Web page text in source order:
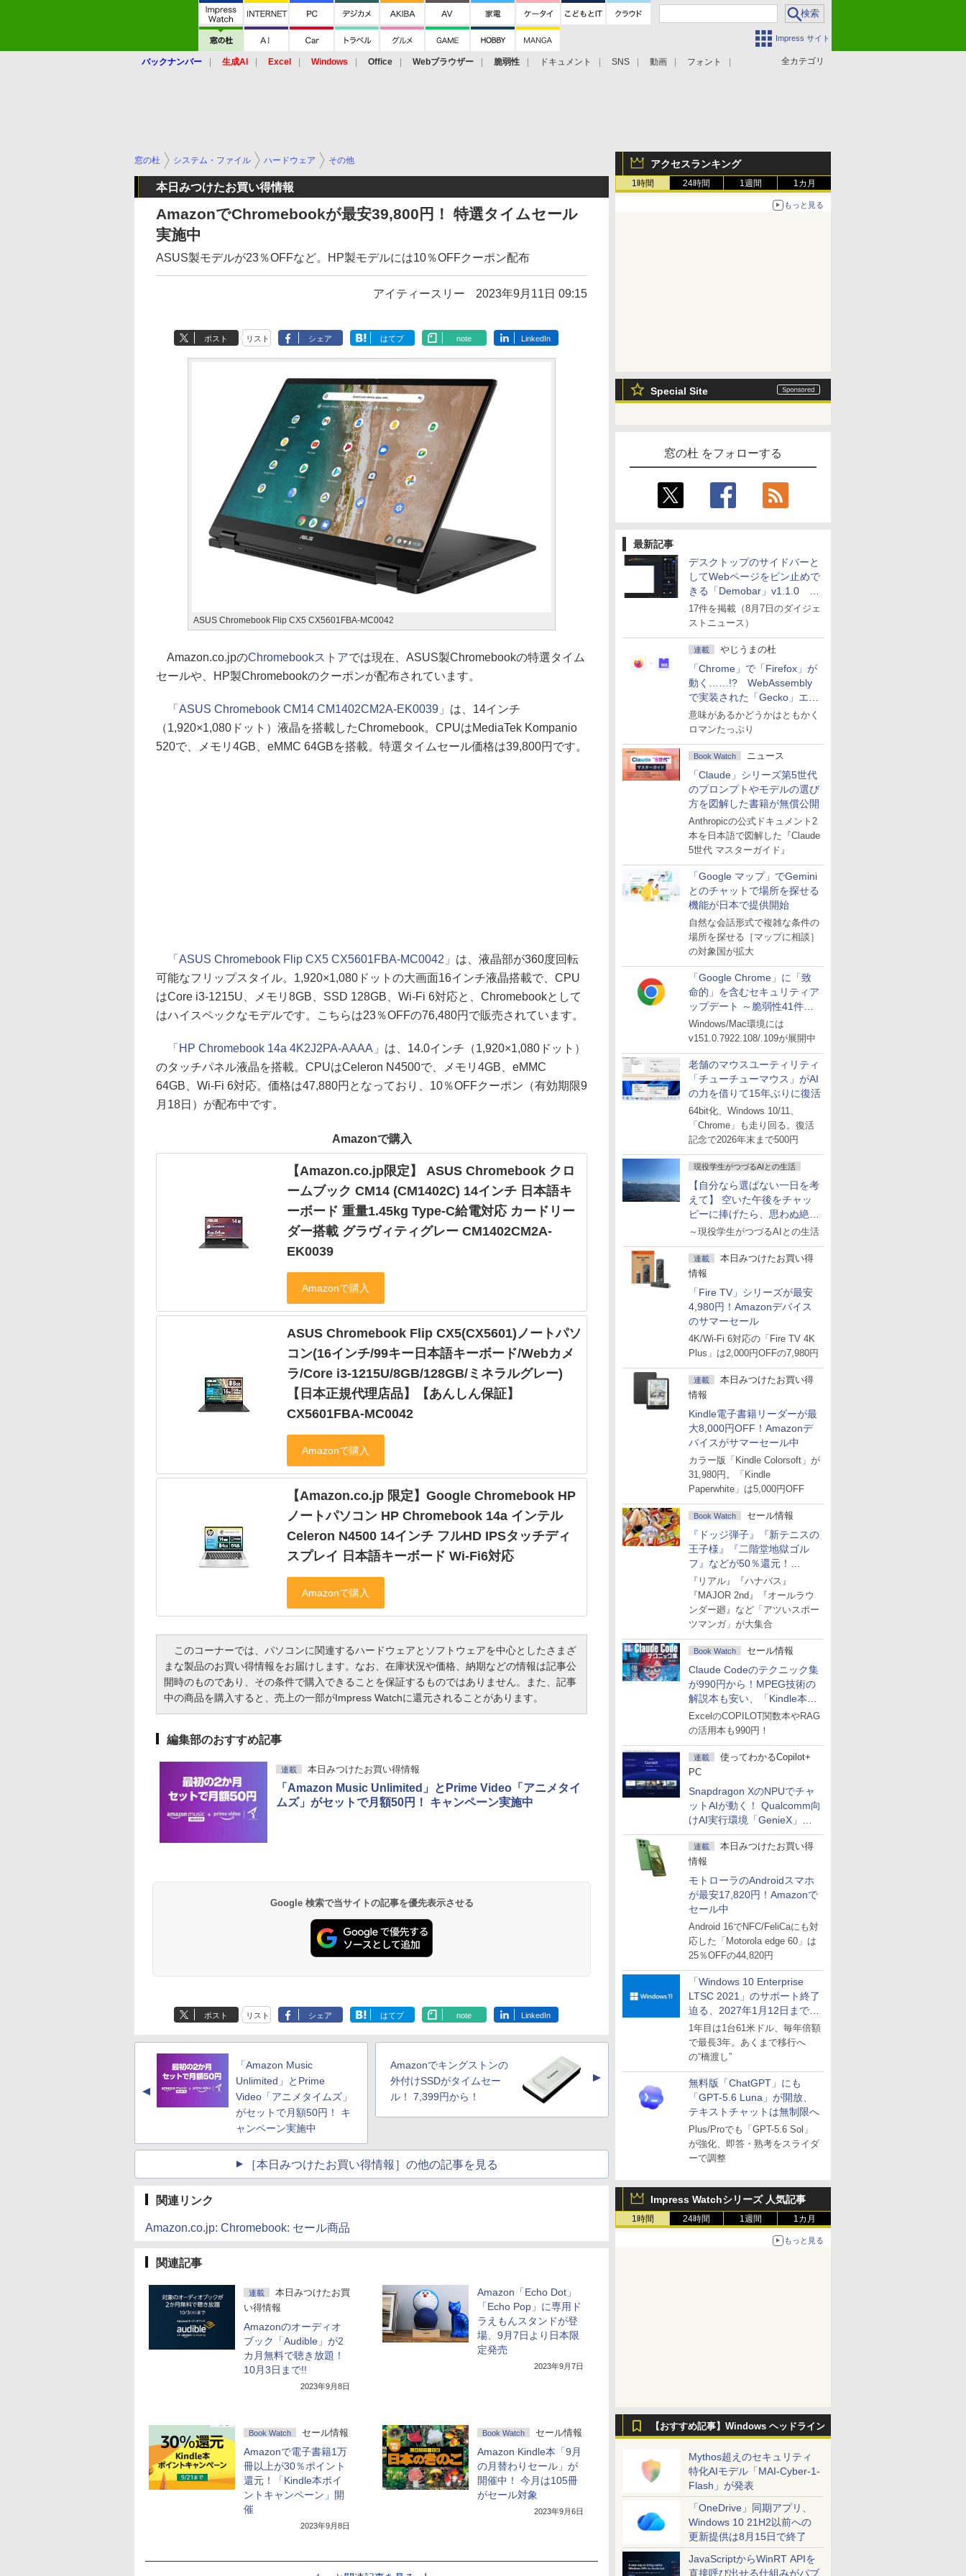
Impress サイト
全カテゴリ
バックナンバー 生成AI Excel Windows Office Webブラウザー 脆弱性 ドキュメント SNS 動画 フォント
アクセスランキング
1時間 24時間 1週間 1カ月
もっと見る
Special Site
窓の杜 をフォローする
最新記事
デスクトップのサイドバーと
してWebページをピン止めで
きる「Demobar」v1.1.0 ほ
か
17件を掲載（8月7日のダイジェ
ストニュース）
連載 やじうまの杜
「Chrome」で「Firefox」が
動く……!? WebAssembly
で実装された「Gecko」エン
ジン
意味があるかどうかはともかく
ロマンたっぷり
Book Watch ニュース
「Claude」シリーズ第5世代
のプロンプトやモデルの選び
方を図解した書籍が無償公開
Anthropicの公式ドキュメント2
本を日本語で図解した『Claude
5世代 マスターガイド』
「Google マップ」でGemini
とのチャットで場所を探せる
機能が日本で提供開始
自然な会話形式で複雑な条件の
場所を探せる［マップに相談］
の対象国が拡大
「Google Chrome」に「致
命的」を含むセキュリティア
ップデート ～脆弱性41件に
対処
Windows/Mac環境には
v151.0.7922.108/.109が展開中
老舗のマウスユーティリティ
「チューチューマウス」がAI
の力を借りて15年ぶりに復活
64bit化、Windows 10/11、
「Chrome」も走り回る。復活
記念で2026年末まで500円
現役学生がつづるAIとの生活
【自分なら選ばない一日を考
えて】 空いた午後をチャッ
ピーに捧げたら、思わぬ絶景
に出会った話
～現役学生がつづるAIとの生活
連載
本日みつけたお買い得
情報
「Fire TV」シリーズが最安
4,980円！Amazonデバイス
のサマーセール
4K/Wi-Fi 6対応の「Fire TV 4K
Plus」は2,000円OFFの7,980円
連載
本日みつけたお買い得
情報
Kindle電子書籍リーダーが最
大8,000円OFF！Amazonデ
バイスがサマーセール中
カラー版「Kindle Colorsoft」が
31,980円。「Kindle
Paperwhite」は5,000円OFF
Book Watch セール情報
『ドッジ弾子』『新テニスの
王子様』『二階堂地獄ゴル
フ』などが50％還元！
Amazonマンガ週末セール
『リアル』『ハナバス』
『MAJOR 2nd』『オールラウ
ンダー廻』など「アツいスポー
ツマンガ」が大集合
Book Watch セール情報
Claude Codeのテクニック集
が990円から！MPEG技術の
解説本も安い、「Kindle本サ
マーセール」第2弾開始！
ExcelのCOPILOT関数本やRAG
の活用本も990円！
連載
使ってわかるCopilot+
PC
Snapdragon XのNPUでチャ
ットAIが動く！ Qualcomm向
けAI実行環境「GenieX」を
試してみた
連載
本日みつけたお買い得
情報
モトローラのAndroidスマホ
が最安17,820円！Amazonで
セール中
Android 16でNFC/FeliCaにも対
応した「Motorola edge 60」は
25％OFFの44,820円
「Windows 10 Enterprise
LTSC 2021」のサポート終了
迫る、2027年1月12日まで
～ESUは9月1日から販売
1年目は1台61米ドル、毎年倍額
で最長3年。あくまで移行へ
の“橋渡し”
無料版「ChatGPT」にも
「GPT-5.6 Luna」が開放、
テキストチャットは無制限へ
Plus/Proでも「GPT-5.6 Sol」
が強化、即答・熟考をスライダ
ーで調整
Impress Watchシリーズ 人気記事
1時間 24時間 1週間 1カ月
もっと見る
【おすすめ記事】Windows ヘッドライン
Mythos超えのセキュリティ
特化AIモデル「MAI-Cyber-1-
Flash」が発表
「OneDrive」同期アプリ、
Windows 10 21H2以前への
更新提供は8月15日で終了
JavaScriptからWinRT APIを
直接呼び出せる仕組みがパブ
窓の杜 システム・ファイル ハードウェア その他
本日みつけたお買い得情報
AmazonでChromebookが最安39,800円！ 特選タイムセール
実施中
ASUS製モデルが23％OFFなど。HP製モデルには10％OFFクーポン配布
アイティースリー 2023年9月11日 09:15
ポスト リスト シェア はてブ note LinkedIn
ASUS Chromebook Flip CX5 CX5601FBA-MC0042
Amazon.co.jpのChromebookストアでは現在、ASUS製Chromebookの特選タイム
セールや、HP製Chromebookのクーポンが配布されています。
「ASUS Chromebook CM14 CM1402CM2A-EK0039」 は、14インチ
（1,920×1,080ドット）液晶を搭載したChromebook。CPUはMediaTek Kompanio
520で、メモリ4GB、eMMC 64GBを搭載。特選タイムセール価格は39,800円です。
「ASUS Chromebook Flip CX5 CX5601FBA-MC0042」 は、液晶部が360度回転
可能なフリップスタイル。1,920×1,080ドットの大画面16インチ液晶搭載で、CPU
はCore i3-1215U、メモリ8GB、SSD 128GB、Wi-Fi 6対応と、Chromebookとして
はハイスペックなモデルです。こちらは23％OFFの76,480円で販売されています。
「HP Chromebook 14a 4K2J2PA-AAAA」 は、14.0インチ（1,920×1,080ドット）
のタッチパネル液晶を搭載。CPUはCeleron N4500で、メモリ4GB、eMMC
64GB、Wi-Fi 6対応。価格は47,880円となっており、10％OFFクーポン（有効期限9
月18日）が配布中です。
Amazonで購入
【Amazon.co.jp限定】 ASUS Chromebook クロ
ームブック CM14 (CM1402C) 14インチ 日本語キ
ーボード 重量1.45kg Type-C給電対応 カードリー
ダー搭載 グラヴィティグレー CM1402CM2A-
EK0039
ASUS Chromebook Flip CX5(CX5601)ノートパソ
コン(16インチ/99キー日本語キーボード/Webカメ
ラ/Core i3-1215U/8GB/128GB/ミネラルグレー)
【日本正規代理店品】【あんしん保証】
CX5601FBA-MC0042
【Amazon.co.jp 限定】Google Chromebook HP
ノートパソコン HP Chromebook 14a インテル
Celeron N4500 14インチ フルHD IPSタッチディ
スプレイ 日本語キーボード Wi-Fi6対応
このコーナーでは、パソコンに関連するハードウェアとソフトウェアを中心としたさまざ
まな製品のお買い得情報をお届けします。なお、在庫状況や価格、納期などの情報は記事公
開時のものであり、その条件で購入できることを保証するものではありません。また、記事
中の商品を購入すると、売上の一部がImpress Watchに還元されることがあります。
編集部のおすすめ記事
連載 本日みつけたお買い得情報
「Amazon Music Unlimited」とPrime Video「アニメタイ
ムズ」がセットで月額50円！ キャンペーン実施中
Google 検索で当サイトの記事を優先表示させる
ポスト リスト シェア はてブ note LinkedIn
▲
「Amazon Music
Unlimited」とPrime
Video「アニメタイムズ」
がセットで月額50円！ キ
ャンペーン実施中
Amazonでキングストンの
外付けSSDがタイムセー
ル！ 7,399円から！
▲
［本日みつけたお買い得情報］の他の記事を見る
関連リンク
Amazon.co.jp: Chromebook: セール商品
関連記事
連載
本日みつけたお買
い得情報
Amazonのオーディオ
ブック「Audible」が2
カ月無料で聴き放題！
10月3日まで!!
2023年9月8日
Amazon「Echo Dot」
「Echo Pop」に専用ド
ラえもんスタンドが登
場、9月7日より日本限
定発売
2023年9月7日
Book Watch セール情報
Amazonで電子書籍1万
冊以上が30％ポイント
還元！「Kindle本ポイ
ントキャンペーン」開
催
2023年9月8日
Book Watch セール情報
Amazon Kindle本「9月
の月替わりセール」が
開催中！ 今月は105冊
がセール対象
2023年9月6日